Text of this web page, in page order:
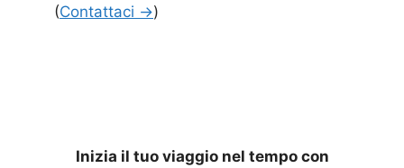
(Contattaci →)
Inizia il tuo viaggio nel tempo con